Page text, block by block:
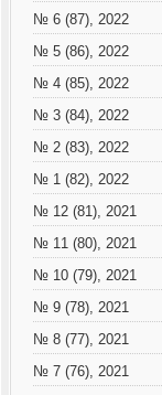
№ 6 (87), 2022
№ 5 (86), 2022
№ 4 (85), 2022
№ 3 (84), 2022
№ 2 (83), 2022
№ 1 (82), 2022
№ 12 (81), 2021
№ 11 (80), 2021
№ 10 (79), 2021
№ 9 (78), 2021
№ 8 (77), 2021
№ 7 (76), 2021